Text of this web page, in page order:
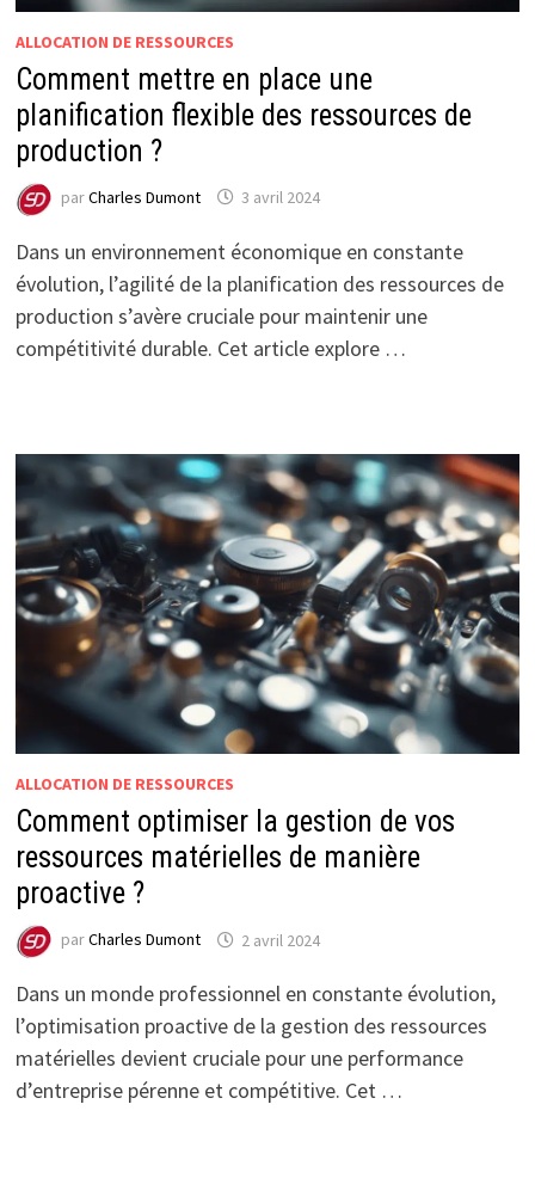
ALLOCATION DE RESSOURCES
Comment mettre en place une
planification flexible des ressources de
production ?
parCharles Dumont 3 avril 2024
Dans un environnement économique en constante
évolution, l’agilité de la planification des ressources de
production s’avère cruciale pour maintenir une
compétitivité durable. Cet article explore …
ALLOCATION DE RESSOURCES
Comment optimiser la gestion de vos
ressources matérielles de manière
proactive ?
parCharles Dumont 2 avril 2024
Dans un monde professionnel en constante évolution,
l’optimisation proactive de la gestion des ressources
matérielles devient cruciale pour une performance
d’entreprise pérenne et compétitive. Cet …